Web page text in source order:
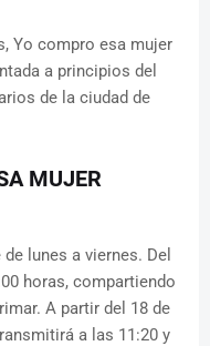
Yo compro esa mujer
a principios del
de la ciudad de
MUJER
lunes a viernes. Del
horas, compartiendo
A partir del 18 de
a las 11:20 y